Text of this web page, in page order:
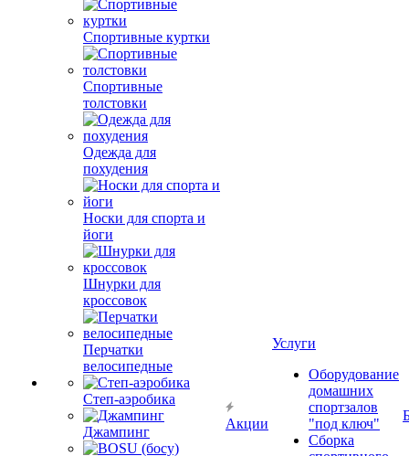
Спортивные куртки
Спортивные
толстовки
Одежда для
похудения
Носки для спорта и
йоги
Шнурки для
кроссовок
Перчатки
велосипедные
Степ-аэробика
Джампинг
Акции
Услуги
Оборудование
домашних
спортзалов
"под ключ"
Сборка